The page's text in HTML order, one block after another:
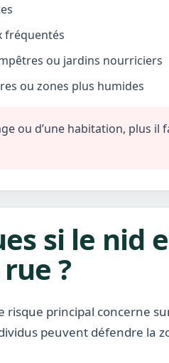
fréquentés
ou jardins nourriciers
ou zones plus humides
ou d’une habitation, plus il
si le nid
?
risque principal concerne
peuvent défendre la